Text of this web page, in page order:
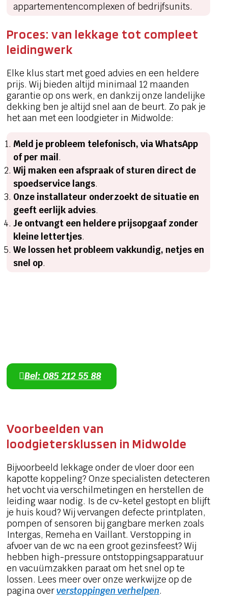
appartementencomplexen of bedrijfsunits.
Proces: van lekkage tot compleet
leidingwerk
Elke klus start met goed advies en een heldere
prijs. Wij bieden altijd minimaal 12 maanden
garantie op ons werk, en dankzij onze landelijke
dekking ben je altijd snel aan de beurt. Zo pak je
het aan met een loodgieter in Midwolde:
Meld je probleem telefonisch, via WhatsApp
of per mail.
Wij maken een afspraak of sturen direct de
spoedservice langs.
Onze installateur onderzoekt de situatie en
geeft eerlijk advies.
Je ontvangt een heldere prijsopgaaf zonder
kleine lettertjes.
We lossen het probleem vakkundig, netjes en
snel op.
Bel: 085 212 55 88
Voorbeelden van
loodgietersklussen in Midwolde
Bijvoorbeeld lekkage onder de vloer door een
kapotte koppeling? Onze specialisten detecteren
het vocht via verschilmetingen en herstellen de
leiding waar nodig. Is de cv-ketel gestopt en blijft
je huis koud? Wij vervangen defecte printplaten,
pompen of sensoren bij gangbare merken zoals
Intergas, Remeha en Vaillant. Verstopping in
afvoer van de wc na een groot gezinsfeest? Wij
hebben high-pressure ontstoppingsapparatuur
en vacuümzakken paraat om het snel op te
lossen. Lees meer over onze werkwijze op de
pagina oververstoppingen verhelpen.